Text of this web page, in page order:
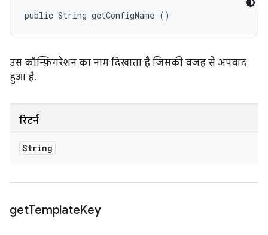
public String getConfigName ()
उस कॉन्फ़िगरेशन का नाम दिखाता है जिसकी वजह से अपवाद
हुआ है.
रिटर्न
String
getTemplateKey